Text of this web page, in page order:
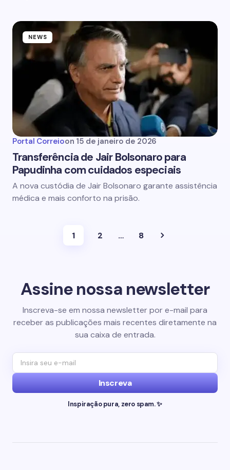
NEWS
Portal Correioon 15 de janeiro de 2026
Transferência de Jair Bolsonaro para
Papudinha com cuidados especiais
A nova custódia de Jair Bolsonaro garante assistência
médica e mais conforto na prisão.
1 2 … 8
Assine nossa newsletter
Inscreva-se em nossa newsletter por e-mail para
receber as publicações mais recentes diretamente na
sua caixa de entrada.
Inscreva
Inspiração pura, zero spam. ✨